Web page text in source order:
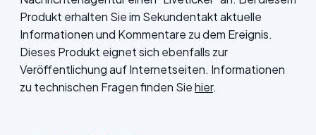
Produkt erhalten Sie im Sekundentakt aktuelle
Informationen und Kommentare zu dem Ereignis.
Dieses Produkt eignet sich ebenfalls zur
Veröffentlichung auf Internetseiten. Informationen
zu technischen Fragen finden Siehier.